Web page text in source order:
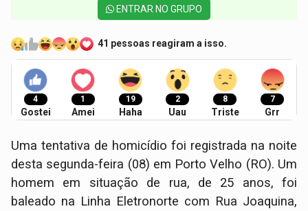
ENTRAR NO GRUPO
41 pessoas reagiram a isso.
4
Gostei
1
Amei
19
Haha
2
Uau
8
Triste
7
Grr
​Uma tentativa de homicídio foi registrada na noite
desta segunda-feira (08) em Porto Velho (RO). Um
homem em situação de rua, de 25 anos, foi
baleado na Linha Eletronorte com Rua Joaquina,